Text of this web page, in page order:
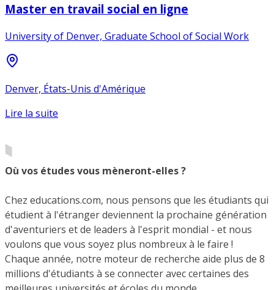
Master en travail social en ligne
University of Denver, Graduate School of Social Work
Denver, États-Unis d'Amérique
Lire la suite
Où vos études vous mèneront-elles ?
Chez educations.com, nous pensons que les étudiants qui
étudient à l'étranger deviennent la prochaine génération
d'aventuriers et de leaders à l'esprit mondial - et nous
voulons que vous soyez plus nombreux à le faire !
Chaque année, notre moteur de recherche aide plus de 8
millions d'étudiants à se connecter avec certaines des